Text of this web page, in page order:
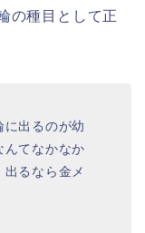
の種目として正
に出るのが幼
んてなかなか
るなら金メ